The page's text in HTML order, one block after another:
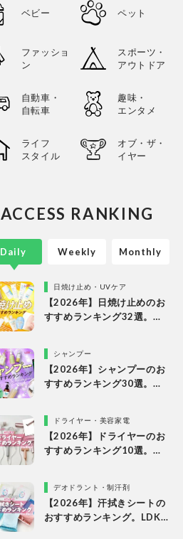
ベビー ペット
ファッショ
ン
スポーツ・
アウトドア
自動車・
自転車
趣味・
エンタメ
ライフ
スタイル
オブ・ザ・
イヤー
ACCESS RANKING
Daily
日焼け止め・UVケア
【2026年】日焼け止めのお
すすめランキング32選。
どの人気商品を徹底比較
シャンプー
【2026年】シャンプーのお
すすめランキング30選。ド
ドライヤー・美容家電
【2026年】ドライヤーのお
すすめランキング10選。速
デオドラント・制汗剤
【2026年】汗拭きシートの
おすすめランキング。LDK
Weekly Monthly